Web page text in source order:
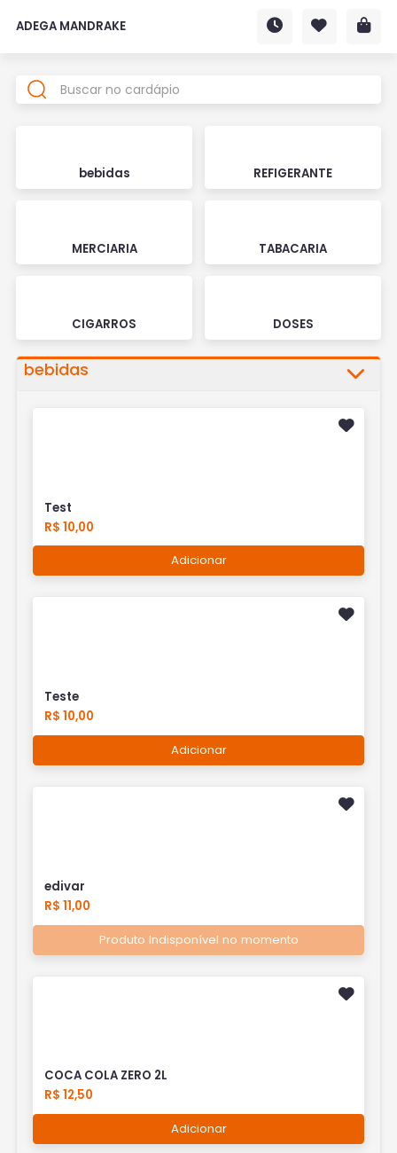
ADEGA MANDRAKE
bebidas REFIGERANTE
MERCIARIA TABACARIA
CIGARROS DOSES
bebidas
Test
R$ 10,00
Adicionar
Teste
R$ 10,00
Adicionar
edivar
R$ 11,00
Produto Indisponível no momento
COCA COLA ZERO 2L
R$ 12,50
Adicionar